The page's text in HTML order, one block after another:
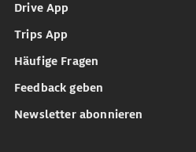
Drive App
Trips App
Häufige Fragen
Feedback geben
Newsletter abonnieren